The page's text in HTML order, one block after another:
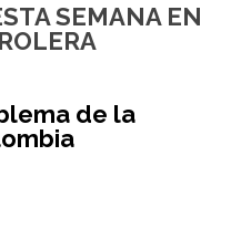
SEMANA EN
de la